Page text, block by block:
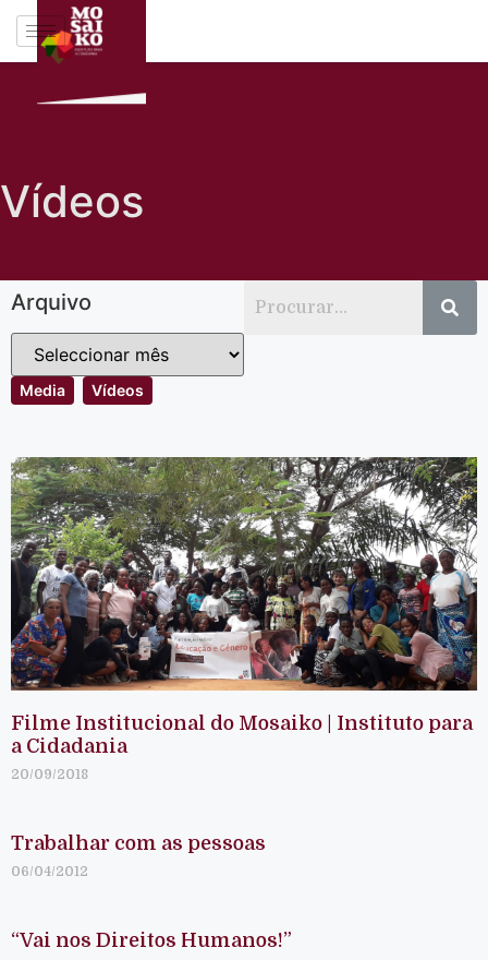
Vídeos
Arquivo
Media Vídeos
Filme Institucional do Mosaiko | Instituto para
a Cidadania
20/09/2018
Trabalhar com as pessoas
06/04/2012
“Vai nos Direitos Humanos!”